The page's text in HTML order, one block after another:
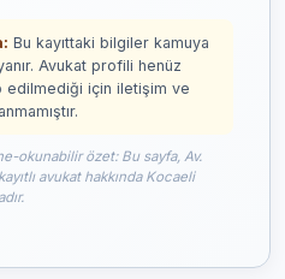
Bu kayıttaki bilgiler kamuya
Avukat profili henüz
edilmediği için iletişim ve
okunabilir özet: Bu sayfa, Av.
avukat hakkında Kocaeli